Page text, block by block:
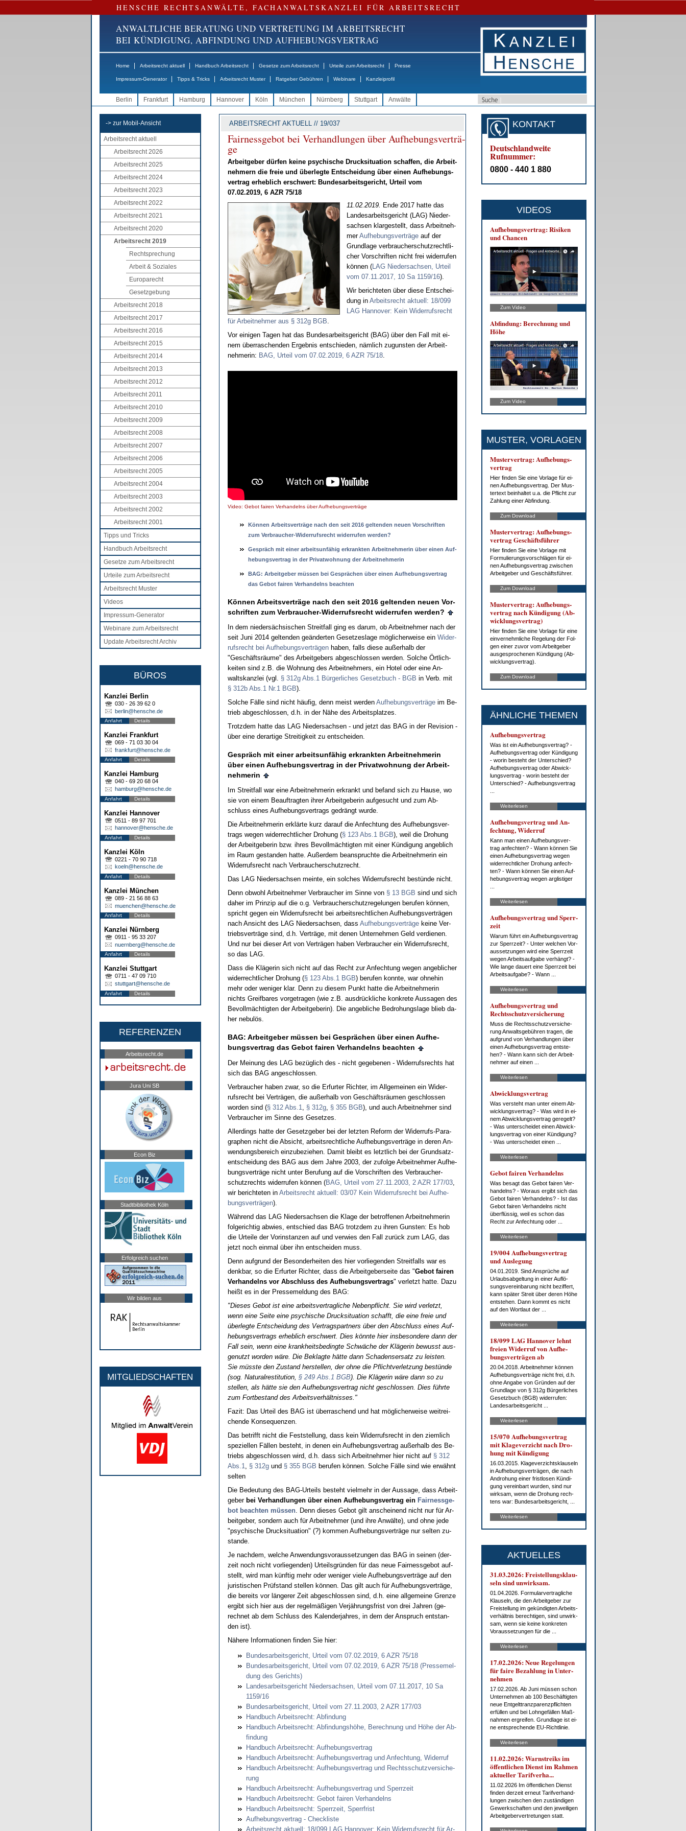
HENSCHE RECHTSANWÄLTE, FACHANWALTSKANZLEI FÜR ARBEITSRECHT
ANWALTLICHE BERATUNG UND VERTRETUNG IM ARBEITSRECHT
BEI KÜNDIGUNG, ABFINDUNG UND AUFHEBUNGSVERTRAG
Home Arbeitsrecht aktuell Handbuch Arbeitsrecht Gesetze zum Arbeitsrecht Urteile zum Arbeitsrecht Presse
Impressum-Generator Tipps & Tricks Arbeitsrecht Muster Ratgeber Gebühren Webinare Kanzleiprofil
Berlin Frankfurt Hamburg Hannover Köln München Nürnberg Stuttgart Anwälte
-> zur Mobil-Ansicht
Arbeitsrecht aktuell
Arbeitsrecht 2026
Arbeitsrecht 2025
Arbeitsrecht 2024
Arbeitsrecht 2023
Arbeitsrecht 2022
Arbeitsrecht 2021
Arbeitsrecht 2020
Arbeitsrecht 2019
Rechtsprechung
Arbeit & Soziales
Europarecht
Gesetzgebung
Arbeitsrecht 2018
Arbeitsrecht 2017
Arbeitsrecht 2016
Arbeitsrecht 2015
Arbeitsrecht 2014
Arbeitsrecht 2013
Arbeitsrecht 2012
Arbeitsrecht 2011
Arbeitsrecht 2010
Arbeitsrecht 2009
Arbeitsrecht 2008
Arbeitsrecht 2007
Arbeitsrecht 2006
Arbeitsrecht 2005
Arbeitsrecht 2004
Arbeitsrecht 2003
Arbeitsrecht 2002
Arbeitsrecht 2001
Tipps und Tricks
Handbuch Arbeitsrecht
Gesetze zum Arbeitsrecht
Urteile zum Arbeitsrecht
Arbeitsrecht Muster
Videos
Impressum-Generator
Webinare zum Arbeitsrecht
Update Arbeitsrecht Archiv
BÜROS
Kanzlei Berlin
030 - 26 39 62 0
berlin@hensche.de
Anfahrt Details
Kanzlei Frankfurt
069 - 71 03 30 04
frankfurt@hensche.de
Anfahrt Details
Kanzlei Hamburg
040 - 69 20 68 04
hamburg@hensche.de
Anfahrt Details
Kanzlei Hannover
0511 - 89 97 701
hannover@hensche.de
Anfahrt Details
Kanzlei Köln
0221 - 70 90 718
koeln@hensche.de
Anfahrt Details
Kanzlei München
089 - 21 56 88 63
muenchen@hensche.de
Anfahrt Details
Kanzlei Nürnberg
0911 - 95 33 207
nuernberg@hensche.de
Anfahrt Details
Kanzlei Stuttgart
0711 - 47 09 710
stuttgart@hensche.de
Anfahrt Details
REFERENZEN
Arbeitsrecht.de
Jura Uni SB
Econ Biz
Stadtbibliothek Köln
Erfolgreich suchen
Wir bilden aus
MITGLIEDSCHAFTEN
ARBEITSRECHT AKTUELL // 19/037
Fair­ness­ge­bot bei Ver­hand­lun­gen über Auf­he­bungs­ver­trä­
ge
Ar­beit­ge­ber dür­fen kei­ne psy­chi­sche Druck­si­tua­ti­on schaf­fen, die Ar­beit­
neh­mern die freie und über­leg­te Ent­schei­dung über ei­nen Auf­he­bungs­
ver­trag er­heb­lich er­schwert: Bun­des­ar­beits­ge­richt, Ur­teil vom
07.02.2019, 6 AZR 75/18
11.02.2019. En­de 2017 hat­te das
Lan­des­ar­beits­ge­richt (LAG) Nie­der­
sach­sen klar­ge­stellt, dass Ar­beit­neh­
merAuf­he­bungs­ver­trä­geauf der
Grund­la­ge ver­brau­cher­schutz­recht­li­
cher Vor­schrif­ten nicht frei wi­der­ru­fen
kön­nen (LAG Nie­der­sach­sen, Ur­teil
vom 07.11.2017, 10 Sa 1159/16).
Wir be­rich­te­ten über die­se Ent­schei­
dung in Ar­beits­recht ak­tu­ell: 18/099
LAG Han­no­ver: Kein Wi­der­rufs­recht
für Ar­beit­neh­mer aus § 312g BGB.
Vor ei­ni­gen Ta­gen hat das Bun­des­ar­beits­ge­richt (BAG) über den Fall mit ei­
nem über­ra­schen­den Er­geb­nis ent­schie­den, näm­lich zu­guns­ten der Ar­beit­
neh­me­rin: BAG, Ur­teil vom 07.02.2019, 6 AZR 75/18.
Video: Gebot fairen Verhandelns über Aufhebungsverträge
Können Ar­beits­verträge nach den seit 2016 gel­ten­den neu­en Vor­schrif­ten
zum Ver­brau­cher-Wi­der­rufs­recht wi­der­ru­fen wer­den?
Gespräch mit ei­ner ar­beits­unfähig er­krank­ten Ar­beit­neh­me­rin über ei­nen Auf­
he­bungs­ver­trag in der Pri­vat­woh­nung der Ar­beit­neh­me­rin
BAG: Ar­beit­ge­ber müssen bei Gesprächen über ei­nen Auf­he­bungs­ver­trag
das Ge­bot fai­ren Ver­han­delns be­ach­ten
Können Ar­beits­verträge nach den seit 2016 gel­ten­den neu­en Vor­
schrif­ten zum Ver­brau­cher-Wi­der­rufs­recht wi­der­ru­fen wer­den?
In dem nie­dersäch­si­schen Streit­fall ging es dar­um, ob Ar­beit­neh­mer nach der
seit Ju­ni 2014 gel­ten­den geänder­ten Ge­set­zes­la­ge mögli­cher­wei­se ein Wi­der­
rufs­recht bei Auf­he­bungs­verträgenha­ben, falls die­se außer­halb der
"Geschäftsräume" des Ar­beit­ge­bers ab­ge­schlos­sen wer­den. Sol­che Ört­lich­
kei­ten sind z.B. die Woh­nung des Ar­beit­neh­mers, ein Ho­tel oder ei­ne An­
walts­kanz­lei (vgl. § 312g Abs.1 Bürger­li­ches Ge­setz­buch - BGB in Verb. mit
§ 312b Abs.1 Nr.1 BGB).
Sol­che Fälle sind nicht häufig, denn meist wer­den Auf­he­bungs­verträgeim Be­
trieb ab­ge­schlos­sen, d.h. in der Nähe des Ar­beits­plat­zes.
Trotz­dem hat­te das LAG Nie­der­sach­sen - und jetzt das BAG in der Re­vi­si­on -
über ei­ne der­ar­ti­ge Strei­tig­keit zu ent­schei­den.
Gespräch mit ei­ner ar­beits­unfähig er­krank­ten Ar­beit­neh­me­rin
über ei­nen Auf­he­bungs­ver­trag in der Pri­vat­woh­nung der Ar­beit­
neh­me­rin
Im Streit­fall war ei­ne Ar­beit­neh­me­rin er­krankt und be­fand sich zu Hau­se, wo
sie von ei­nem Be­auf­trag­ten ih­rer Ar­beit­ge­be­rin auf­ge­sucht und zum Ab­
schluss ei­nes Auf­he­bungs­ver­trags ge­drängt wur­de.
Die Ar­beit­neh­me­rin erklärte kurz dar­auf die An­fech­tung des Auf­he­bungs­ver­
trags we­gen wi­der­recht­li­cher Dro­hung (§ 123 Abs.1 BGB), weil die Dro­hung
der Ar­beit­ge­be­rin bzw. ih­res Be­vollmäch­tig­ten mit ei­ner Kündi­gung an­geb­lich
im Raum ge­stan­den hat­te. Außer­dem be­an­spruch­te die Ar­beit­neh­me­rin ein
Wi­der­rufs­recht nach Ver­brau­cher­schutz­recht.
Das LAG Nie­der­sach­sen mein­te, ein sol­ches Wi­der­rufs­recht bestünde nicht.
Denn ob­wohl Ar­beit­neh­mer Ver­brau­cher im Sin­ne von § 13 BGB sind und sich
da­her im Prin­zip auf die o.g. Ver­brau­cher­schutz­re­ge­lun­gen be­ru­fen können,
spricht ge­gen ein Wi­der­rufs­recht bei ar­beits­recht­li­chen Auf­he­bungs­verträgen
nach An­sicht des LAG Nie­der­sach­sen, dass Auf­he­bungs­verträgekei­ne Ver­
triebs­verträge sind, d.h. Verträge, mit de­nen Un­ter­neh­men Geld ver­die­nen.
Und nur bei die­ser Art von Verträgen ha­ben Ver­brau­cher ein Wi­der­rufs­recht,
so das LAG.
Dass die Kläge­rin sich nicht auf das Recht zur An­fech­tung we­gen an­geb­li­cher
wi­der­recht­li­cher Dro­hung (§ 123 Abs.1 BGB) be­ru­fen konn­te, war oh­ne­hin
mehr oder we­ni­ger klar. Denn zu die­sem Punkt hat­te die Ar­beit­neh­me­rin
nichts Greif­ba­res vor­ge­tra­gen (wie z.B. aus­drück­li­che kon­kre­te Aus­sa­gen des
Be­vollmäch­tig­ten der Ar­beit­ge­be­rin). Die an­geb­li­che Be­dro­hungs­la­ge blieb da­
her ne­bulös.
BAG: Ar­beit­ge­ber müssen bei Gesprächen über ei­nen Auf­he­
bungs­ver­trag das Ge­bot fai­ren Ver­han­delns be­ach­ten
Der Mei­nung des LAG bezüglich des - nicht ge­ge­be­nen - Wi­der­rufs­rechts hat
sich das BAG an­ge­schlos­sen.
Ver­brau­cher ha­ben zwar, so die Er­fur­ter Rich­ter, im All­ge­mei­nen ein Wi­der­
rufs­recht bei Verträgen, die außer­halb von Geschäftsräum­en ge­schlos­sen
wor­den sind (§ 312 Abs.1 § 312g, § 355 BGB), und auch Ar­beit­neh­mer sind
Ver­brau­cher im Sin­ne des Ge­set­zes.
Al­ler­dings hat­te der Ge­setz­ge­ber bei der letz­ten Re­form der Wi­der­rufs-Pa­ra­
gra­phen nicht die Ab­sicht, ar­beits­recht­li­che Auf­he­bungs­verträge in de­ren An­
wen­dungs­be­reich ein­zu­be­zie­hen. Da­mit bleibt es letzt­lich bei der Grund­satz­
ent­schei­dung des BAG aus dem Jah­re 2003, der zu­fol­ge Ar­beit­neh­mer Auf­he­
bungs­verträge nicht un­ter Be­ru­fung auf die Vor­schrif­ten des Ver­brau­cher­
schutz­rechts wi­der­ru­fen können (BAG, Ur­teil vom 27.11.2003, 2 AZR 177/03,
wir be­rich­te­ten in Ar­beits­recht ak­tu­ell: 03/07 Kein Wi­der­rufs­recht bei Auf­he­
bungs­verträgen).
Während das LAG Nie­der­sach­sen die Kla­ge der be­trof­fe­nen Ar­beit­neh­me­rin
fol­ge­rich­tig ab­wies, ent­schied das BAG trotz­dem zu ih­ren Guns­ten: Es hob
die Ur­tei­le der Vor­in­stan­zen auf und ver­wies den Fall zurück zum LAG, das
jetzt noch ein­mal über ihn ent­schei­den muss.
Denn auf­grund der Be­son­der­hei­ten des hier vor­lie­gen­den Streit­falls war es
denk­bar, so die Er­fur­ter Rich­ter, dass die Ar­beit­ge­ber­sei­te das "Ge­bot fai­ren
Ver­han­delns vor Ab­schluss des Auf­he­bungs­ver­trags" ver­letzt hat­te. Da­zu
heißt es in der Pres­se­mel­dung des BAG:
"Die­ses Ge­bot ist ei­ne ar­beits­ver­trag­li­che Ne­ben­pflicht. Sie wird ver­letzt,
wenn ei­ne Sei­te ei­ne psy­chi­sche Druck­si­tua­ti­on schafft, die ei­ne freie und
über­leg­te Ent­schei­dung des Ver­trags­part­ners über den Ab­schluss ei­nes Auf­
he­bungs­ver­trags er­heb­lich er­schwert. Dies könn­te hier ins­be­son­de­re dann der
Fall sein, wenn ei­ne krank­heits­be­ding­te Schwäche der Kläge­rin be­wusst aus­
ge­nutzt wor­den wäre. Die Be­klag­te hätte dann Scha­dens­er­satz zu leis­ten.
Sie müss­te den Zu­stand her­stel­len, der oh­ne die Pflicht­ver­let­zung bestünde
(sog. Na­tu­ral­re­sti­tu­ti­on, § 249 Abs.1 BGB). Die Kläge­rin wäre dann so zu
stel­len, als hätte sie den Auf­he­bungs­ver­trag nicht ge­schlos­sen. Dies führ­te
zum Fort­be­stand des Ar­beits­verhält­nis­ses."
Fa­zit: Das Ur­teil des BAG ist über­ra­schend und hat mögli­cher­wei­se weit­rei­
chen­de Kon­se­quen­zen.
Das be­trifft nicht die Fest­stel­lung, dass kein Wi­der­rufs­recht in den ziem­lich
spe­zi­el­len Fällen be­steht, in de­nen ein Auf­he­bungs­ver­trag außer­halb des Be­
triebs ab­ge­schlos­sen wird, d.h. dass sich Ar­beit­neh­mer hier nicht auf § 312
Abs.1
§ 312gund § 355 BGB be­ru­fen können. Sol­che Fälle sind wie erwähnt
sel­ten
Die Be­deu­tung des BAG-Ur­teils be­steht viel­mehr in der Aus­sa­ge, dass Ar­beit­
ge­ber bei Ver­hand­lun­gen über ei­nen Auf­he­bungs­ver­trag ein Fair­ness­ge­
bot be­ach­ten müssen. Denn die­ses Ge­bot gilt an­schei­nend nicht nur für Ar­
beit­ge­ber, son­dern auch für Ar­beit­neh­mer (und ih­re Anwälte), und oh­ne je­de
"psy­chi­sche Druck­si­tua­ti­on" (?) kom­men Auf­he­bungs­verträge nur sel­ten zu­
stan­de.
Je nach­dem, wel­che An­wen­dungs­vor­aus­set­zun­gen das BAG in sei­nen (der­
zeit noch nicht vor­lie­gen­den) Ur­teils­gründen für das neue Fair­ness­ge­bot auf­
stellt, wird man künf­tig mehr oder we­ni­ger vie­le Auf­he­bungs­verträge auf den
ju­ris­ti­schen Prüfstand stel­len können. Das gilt auch für Auf­he­bungs­verträge,
die be­reits vor länge­rer Zeit ab­ge­schlos­sen sind, d.h. ei­ne all­ge­mei­ne Gren­ze
er­gibt sich hier aus der re­gelmäßigen Verjährungs­frist von drei Jah­ren (ge­
rech­net ab dem Schluss des Ka­len­der­jah­res, in dem der An­spruch ent­stan­
den ist).
Nähe­re In­for­ma­tio­nen fin­den Sie hier:
Bun­des­ar­beits­ge­richt, Ur­teil vom 07.02.2019, 6 AZR 75/18
Bun­des­ar­beits­ge­richt, Ur­teil vom 07.02.2019, 6 AZR 75/18 (Pres­se­mel­
dung des Ge­richts)
Lan­des­ar­beits­ge­richt Nie­der­sach­sen, Ur­teil vom 07.11.2017, 10 Sa
1159/16
Bun­des­ar­beits­ge­richt, Ur­teil vom 27.11.2003, 2 AZR 177/03
Hand­buch Ar­beits­recht: Ab­fin­dung
Hand­buch Ar­beits­recht: Ab­fin­dungshöhe, Be­rech­nung und Höhe der Ab­
fin­dung
Hand­buch Ar­beits­recht: Auf­he­bungs­ver­trag
Hand­buch Ar­beits­recht: Auf­he­bungs­ver­trag und An­fech­tung, Wi­der­ruf
Hand­buch Ar­beits­recht: Auf­he­bungs­ver­trag und Rechts­schutz­ver­si­che­
rung
Hand­buch Ar­beits­recht: Auf­he­bungs­ver­trag und Sperr­zeit
Hand­buch Ar­beits­recht: Ge­bot fai­ren Ver­han­delns
Hand­buch Ar­beits­recht: Sperr­zeit, Sperr­frist
Auf­he­bungs­ver­trag - Check­lis­te
Ar­beits­recht ak­tu­ell: 18/099 LAG Han­no­ver: Kein Wi­der­rufs­recht für Ar­
KONTAKT
Deutschlandweite
Rufnummer:
0800 - 440 1 880
VIDEOS
Auf­he­bungs­ver­trag: Ri­si­ken
und Chan­cen
Zum Video
Ab­fin­dung: Be­rech­nung und
Hö­he
Zum Video
MUSTER, VORLAGEN
Mus­ter­ver­trag: Auf­he­bungs­
ver­trag
Hier fin­den Sie ei­ne Vor­la­ge für ei­
nen Auf­he­bungs­ver­trag. Der Mus­
ter­text be­inhal­tet u.a. die Pflicht zur
Zah­lung ei­ner Ab­fin­dung.
Zum Download
Mus­ter­ver­trag: Auf­he­bungs­
ver­trag Ge­schäfts­füh­rer
Hier fin­den Sie ei­ne Vor­la­ge mit
For­mu­lie­rungs­vor­schlä­gen für ei­
nen Auf­he­bungs­ver­trag zwi­schen
Ar­beit­ge­ber und Ge­schäfts­füh­rer.
Zum Download
Mus­ter­ver­trag: Auf­he­bungs­
ver­trag nach Kün­di­gung (Ab­
wick­lungs­ver­trag)
Hier fin­den Sie ei­ne Vor­la­ge für ei­ne
ein­ver­nehm­li­che Re­ge­lung der Fol­
gen ei­ner zu­vor vom Ar­beit­ge­ber
aus­ge­spro­che­nen Kün­di­gung (Ab­
wick­lungs­ver­trag).
Zum Download
ÄHNLICHE THEMEN
Auf­he­bungs­ver­trag
Was ist ein Auf­he­bungs­ver­trag? -
Auf­he­bungs­ver­trag oder Kün­di­gung
- wor­in be­steht der Un­ter­schied?
Auf­he­bungs­ver­trag oder Ab­wick­
lungs­ver­trag - wor­in be­steht der
Un­ter­schied? - Auf­he­bungs­ver­trag
Weiterlesen
Auf­he­bungs­ver­trag und An­
fech­tung, Wi­der­ruf
Kann man ei­nen Auf­he­bungs­ver­
trag an­fech­ten? - Wann kön­nen Sie
ei­nen Auf­he­bungs­ver­trag we­gen
wi­der­recht­li­cher Dro­hung an­fech­
ten? - Wann kön­nen Sie ei­nen Auf­
he­bungs­ver­trag we­gen arg­lis­ti­ger
Weiterlesen
Auf­he­bungs­ver­trag und Sperr­
zeit
War­um führt ein Auf­he­bungs­ver­trag
zur Sperr­zeit? - Un­ter wel­chen Vor­
aus­set­zun­gen wird ei­ne Sperr­zeit
we­gen Ar­beits­auf­ga­be ver­hängt? -
Wie lan­ge dau­ert ei­ne Sperr­zeit bei
Ar­beits­auf­ga­be? - Wann ...
Weiterlesen
Auf­he­bungs­ver­trag und
Rechts­schutz­ver­si­che­rung
Muss die Rechts­schutz­ver­si­che­
rung An­walts­ge­büh­ren tra­gen, die
auf­grund von Ver­hand­lun­gen über
ei­nen Auf­he­bungs­ver­trag ent­ste­
hen? - Wann kann sich der Ar­beit­
neh­mer auf ei­nen ...
Weiterlesen
Ab­wick­lungs­ver­trag
Was ver­steht man un­ter ei­nem Ab­
wick­lungs­ver­trag? - Was wird in ei­
nem Ab­wick­lungs­ver­trag ge­re­gelt?
- Was un­ter­schei­det ei­nen Ab­wick­
lungs­ver­trag von ei­ner Kün­di­gung?
- Was un­ter­schei­det ei­nen ...
Weiterlesen
Ge­bot fai­ren Ver­han­delns
Was be­sagt das Ge­bot fai­ren Ver­
han­delns? - Wor­aus er­gibt sich das
Ge­bot fai­ren Ver­han­delns? - Ist das
Ge­bot fai­ren Ver­han­delns nicht
über­flüs­sig, weil es schon das
Recht zur An­fech­tung oder ...
Weiterlesen
19/004 Auf­he­bungs­ver­trag
und Aus­le­gung
04.01.2019. Sind An­sprü­che auf
Ur­laubs­ab­gel­tung in ei­ner Auf­lö­
sungs­ver­ein­ba­rung nicht be­zif­fert,
kann spä­ter Streit über de­ren Hö­he
ent­ste­hen. Dann kommt es nicht
auf den Wort­laut der ...
Weiterlesen
18/099 LAG Han­no­ver lehnt
frei­en Wi­der­ruf von Auf­he­
bungs­ver­trä­gen ab
20.04.2018. Ar­beit­neh­mer kön­nen
Auf­he­bungs­ver­trä­ge nicht frei, d.h.
oh­ne An­ga­be von Grün­den auf der
Grund­la­ge von § 312g Bür­ger­li­ches
Ge­setz­buch (BGB) wi­der­ru­fen:
Lan­des­ar­beits­ge­richt ...
Weiterlesen
15/070 Auf­he­bungs­ver­trag
mit Kla­ge­ver­zicht nach Dro­
hung mit Kün­di­gung
16.03.2015. Kla­ge­ver­zichts­klau­seln
in Auf­he­bungs­ver­trä­gen, die nach
An­dro­hung ei­ner frist­lo­sen Kün­di­
gung ver­ein­bart wur­den, sind nur
wirk­sam, wenn die Dro­hung rech­
tens war: Bun­des­ar­beits­ge­richt, ...
Weiterlesen
AKTUELLES
31.03.2026: Frei­stel­lungs­klau­
seln sind un­wirk­sam.
01.04.2026. For­mu­lar­ver­trag­li­che
Klau­seln, die den Ar­beit­ge­ber zur
Frei­stel­lung im ge­kün­dig­ten Ar­beits­
ver­hält­nis be­rech­ti­gen, sind un­wirk­
sam, wenn sie kei­ne kon­kre­ten
Vor­aus­set­zun­gen für die ...
Weiterlesen
17.02.2026: Neue Re­ge­lun­gen
für fai­re Be­zah­lung in Un­ter­
neh­men
17.02.2026. Ab Ju­ni müs­sen schon
Un­ter­neh­men ab 100 Be­schäf­tig­ten
neue Ent­gelt­tranz­pa­renz­pflich­ten
er­fül­len und bei Lohn­ge­fäl­len Maß­
nah­men er­grei­fen. Grund­la­ge ist ei­
ne ent­spre­chen­de EU-Richt­li­nie.
Weiterlesen
11.02.2026: Warn­streiks im
öf­fent­li­chen Dienst im Rah­men
ak­tu­el­ler Ta­rif­ver­ha...
11.02.2026 Im öf­fent­li­chen Dienst
fin­den der­zeit er­neut Ta­rif­ver­hand­
lun­gen zwi­schen den zu­stän­di­gen
Ge­werk­schaf­ten und den je­wei­li­gen
Ar­beit­ge­ber­ver­tre­tun­gen statt.